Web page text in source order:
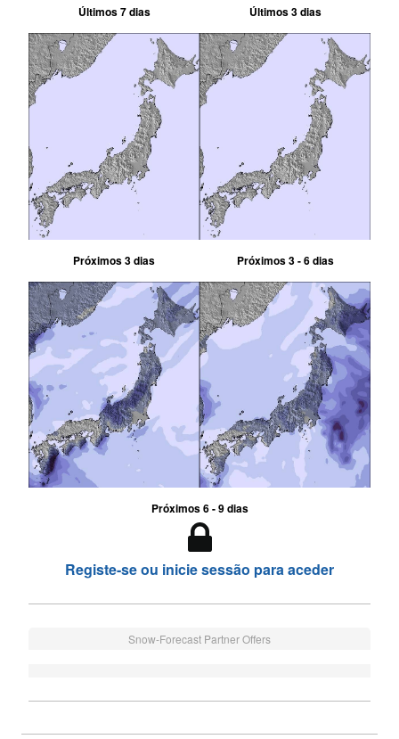
Últimos 7 dias Últimos 3 dias
Próximos 3 dias Próximos 3 - 6 dias
Próximos 6 - 9 dias
Registe-se ou inicie sessão para aceder
Snow-Forecast Partner Offers